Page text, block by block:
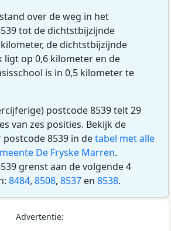
over de weg in het
tot de dichtstbijzijnde
de dichtstbijzijnde
op 0,6 kilometer en de
is in 0,5 kilometer te
postcode 8539 telt 29
van zes posities. Bekijk de
8539 in detabel met alle
De Fryske Marren.
grenst aan de volgende 4
8484, 8508, 8537 en 8538.
Advertentie: